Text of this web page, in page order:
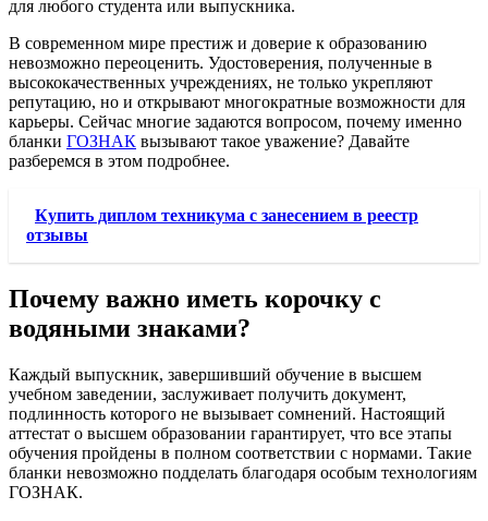
для любого студента или выпускника.
В современном мире престиж и доверие к образованию
невозможно переоценить. Удостоверения, полученные в
высококачественных учреждениях, не только укрепляют
репутацию, но и открывают многократные возможности для
карьеры. Сейчас многие задаются вопросом, почему именно
бланки ГОЗНАК вызывают такое уважение? Давайте
разберемся в этом подробнее.
Купить диплом техникума с занесением в реестр
отзывы
Почему важно иметь корочку с
водяными знаками?
Каждый выпускник, завершивший обучение в высшем
учебном заведении, заслуживает получить документ,
подлинность которого не вызывает сомнений. Настоящий
аттестат о высшем образовании гарантирует, что все этапы
обучения пройдены в полном соответствии с нормами. Такие
бланки невозможно подделать благодаря особым технологиям
ГОЗНАК.